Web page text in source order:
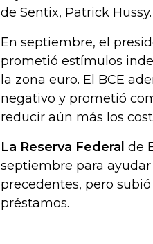
de Sentix, Patrick Hussy.
En septiembre, el
prometió estímulos
la zona euro. El BCE
negativo y prometió
reducir aún más los
La Reserva Federal de
septiembre para
precedentes, pero
préstamos.